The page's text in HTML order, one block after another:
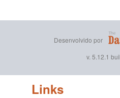
Desenvolvido por
v. 5.12.1
Links